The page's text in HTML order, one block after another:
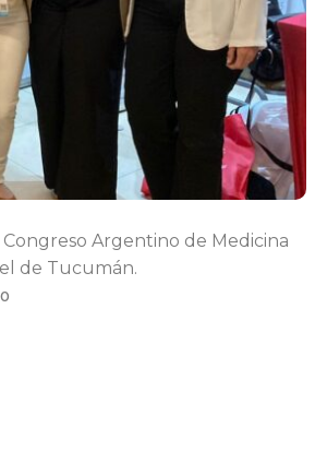
Argentino de Medicina
de Tucumán.